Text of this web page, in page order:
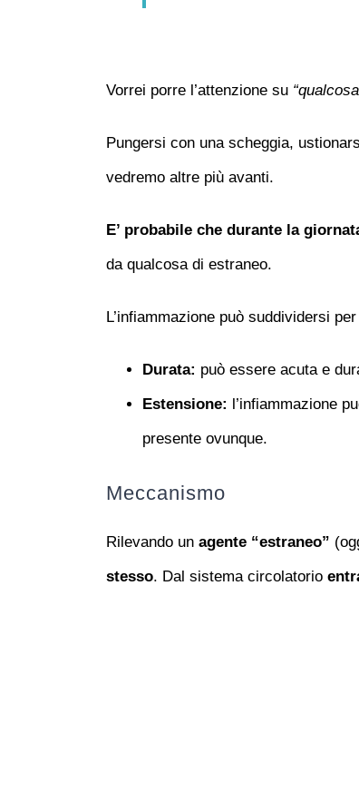
Vorrei porre l’attenzione su
Pungersi con una scheggia,
vedremo altre più avanti.
E’ probabile che durante la
da qualcosa di estraneo.
L’infiammazione può suddividersi per
Durata: può essere acuta e
Estensione: l’infiammazione
presente ovunque.
Meccanismo
Rilevando un agente “estraneo”
stesso. Dal sistema circolatorio